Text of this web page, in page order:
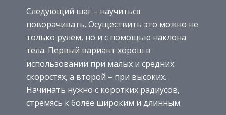
Следующий шаг – научиться
поворачивать. Осуществить это можно не
только рулем, но и с помощью наклона
тела. Первый вариант хорош в
использовании при малых и средних
скоростях, а второй – при высоких.
Начинать нужно с коротких радиусов,
стремясь к более широким и длинным.